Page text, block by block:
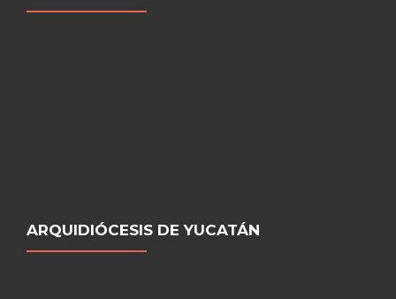
ARQUIDIÓCESIS DE YUCATÁN